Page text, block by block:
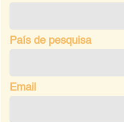
País de pesquisa
Email